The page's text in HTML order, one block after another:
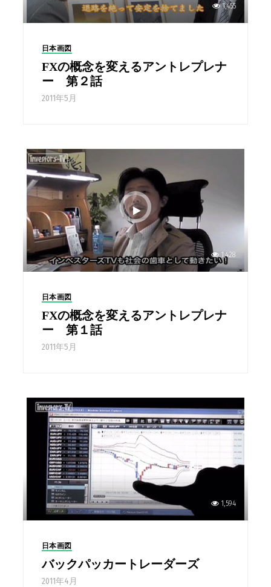
1,455
日本画図
FXの概念を変えるアントレプレナ
ー 第２話
2011年5月
1,428
日本画図
FXの概念を変えるアントレプレナ
ー 第１話
2011年5月
1,594
日本画図
バックパッカートレーダーズ
2011年4月